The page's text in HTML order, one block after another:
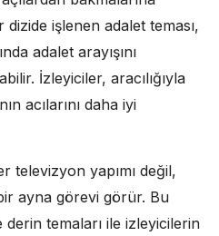
işlenen adalet teması,
adalet arayışını
İzleyiciler, aracılığıyla
acılarını daha iyi
televizyon yapımı değil,
ayna görevi görür. Bu
temaları ile izleyicilerin